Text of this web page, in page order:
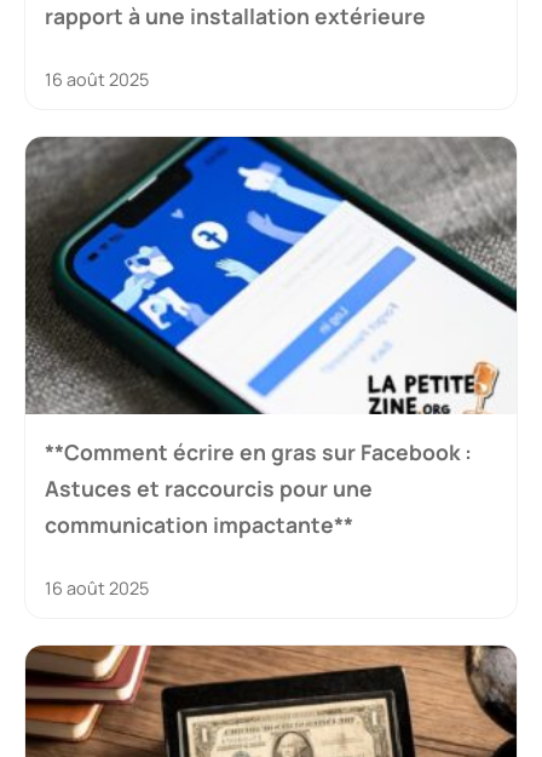
rapport à une installation extérieure
16 août 2025
**Comment écrire en gras sur Facebook :
Astuces et raccourcis pour une
communication impactante**
16 août 2025